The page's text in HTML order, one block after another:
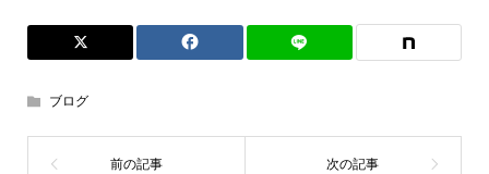
ブログ